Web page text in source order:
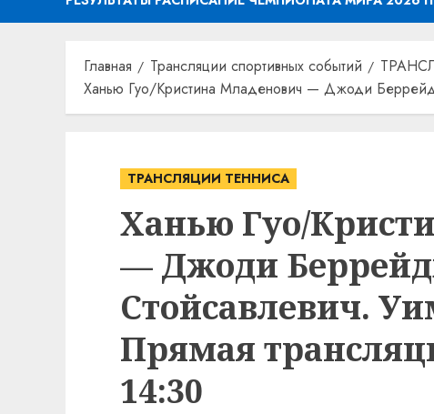
Главная Трансляции спортивных событий
Ханью Гуо/Кристина Младенович — Джоди
ТРАНСЛЯЦИИ ТЕННИСА
Ханью Гуо/
— Джоди
Стойсавлевич.
Прямая
14:30